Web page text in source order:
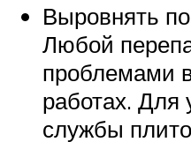
Выровнять
Любой
проблемами
работах. Для
службы